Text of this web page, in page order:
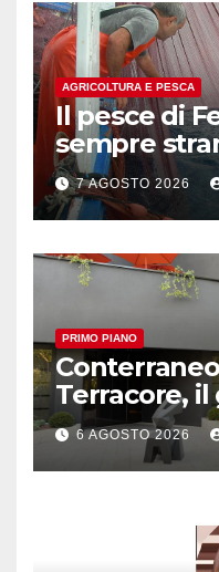
AGRICOLTURA E PESCA
Il pesce di
sempre
in7 AGOSTO 2026
PRIMO PIANO
Terracore,
amplia l’
alle porte di
6 AGOSTO 2026